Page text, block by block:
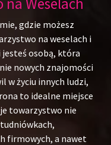
gdzie możesz
na weselach i
osobą, która
nowych znajomości
w życiu innych ludzi,
to idealne miejsce
towarzystwo nie
firmowych, a nawet